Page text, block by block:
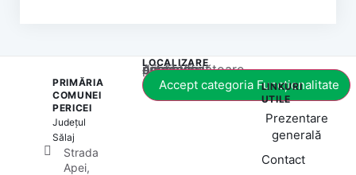
PRIMĂRIA
COMUNEI
PERICEI
Județul
Sălaj
Strada
Apei,
LOCALIZARE
Acest conținut este blocat până când acceptați categoria corespunzătoare de cookie-uri.
Accept categoria Funcționalitate
LINKURI
UTILE
Prezentare
generală
Contact